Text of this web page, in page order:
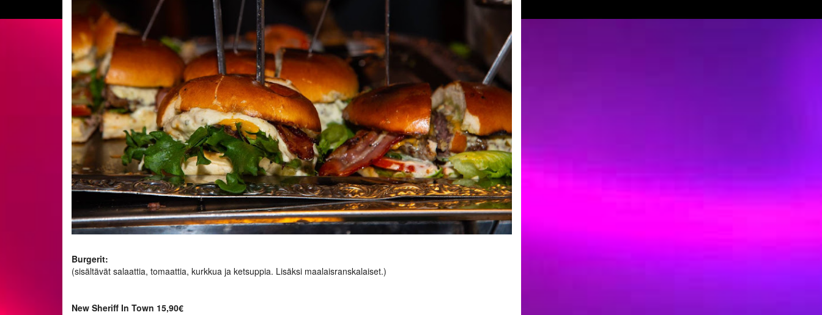
Burgerit:
(sisältävät salaattia, tomaattia, kurkkua ja ketsuppia. Lisäksi maalaisranskalaiset.)
New Sheriff In Town 15,90€